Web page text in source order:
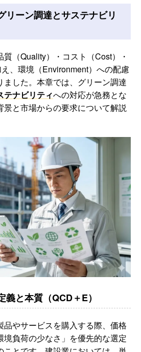
リーン調達とサステナビリ
（Quality）・コスト（Cost）・
、環境（Environment）への配慮
ました。本章では、グリーン調達
テナビリティへの対応が急務とな
景と市場からの要求について解説
と本質（QCD＋E）
品やサービスを購入する際、価格
境負荷の少なさ」を優先的な選定